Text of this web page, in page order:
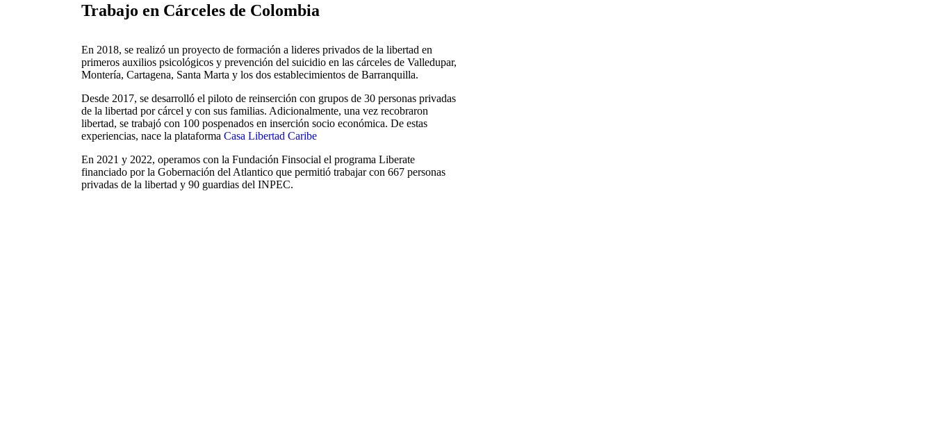
Trabajo en Cárceles de Colombia
En 2018, se realizó un proyecto de formación a lideres privados de la libertad en
primeros auxilios psicológicos y prevención del suicidio en las cárceles de Valledupar,
Montería, Cartagena, Santa Marta y los dos establecimientos de Barranquilla.
Desde 2017, se desarrolló el piloto de reinserción con grupos de 30 personas privadas
de la libertad por cárcel y con sus familias. Adicionalmente, una vez recobraron
libertad, se trabajó con 100 pospenados en inserción socio económica. De estas
experiencias, nace la plataforma Casa Libertad Caribe
En 2021 y 2022, operamos con la Fundación Finsocial el programa Liberate
financiado por la Gobernación del Atlantico que permitió trabajar con 667 personas
privadas de la libertad y 90 guardias del INPEC.